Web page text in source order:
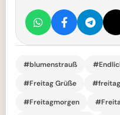
#blumenstrauß
#Freitag Grüße
#Freitagmorgen